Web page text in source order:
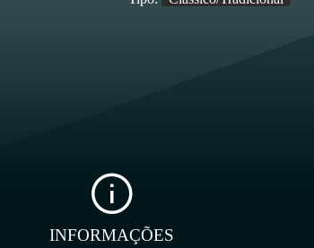
INFORMAÇÕES